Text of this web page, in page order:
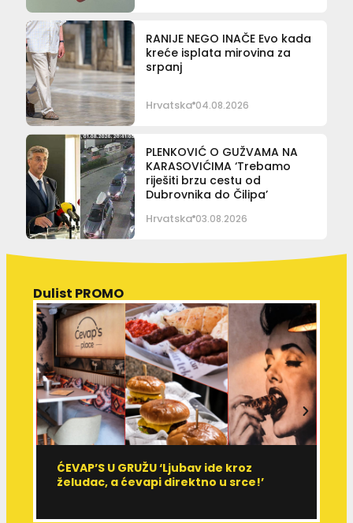
RANIJE NEGO INAČE Evo kada
kreće isplata mirovina za
srpanj
Hrvatska 04.08.2026
PLENKOVIĆ O GUŽVAMA NA
KARASOVIĆIMA ‘Trebamo
riješiti brzu cestu od
Dubrovnika do Čilipa’
Hrvatska 03.08.2026
Dulist PROMO
ĆEVAP’S U GRUŽU ‘Ljubav ide kroz
želudac, a ćevapi direktno u srce!’